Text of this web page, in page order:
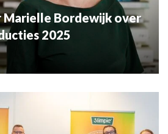
Bordewijk over
2025